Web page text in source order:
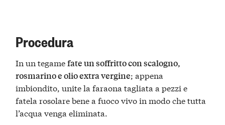
Procedura
In un tegamefate un soffritto con scalogno,
rosmarino e olio extra vergine; appena
imbiondito, unite la faraona tagliata a pezzi e
fatela rosolare bene a fuoco vivo in modo che tutta
l’acqua venga eliminata.